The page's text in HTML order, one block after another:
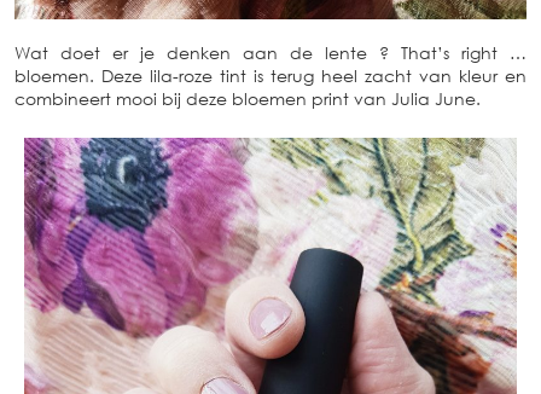
Wat doet er je denken aan de lente ? That’s right …
bloemen. Deze lila-roze tint is terug heel zacht van kleur en
combineert mooi bij deze bloemen print van Julia June.